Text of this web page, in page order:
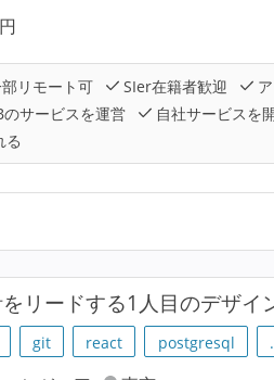
リモート可 SIer在籍者歓迎
サービスを運営 自社サービスを
る
リードする1人目のデザイ
git react postgresql